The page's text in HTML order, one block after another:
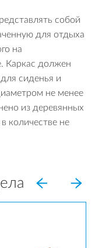
собой
для отдыха
на
Каркас должен
сиденья и
не менее
из деревянных
количестве не